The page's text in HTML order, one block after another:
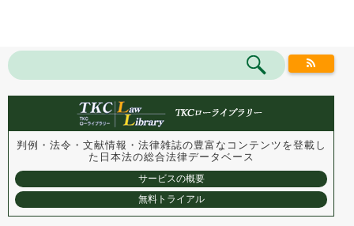
判例・法令・文献情報・法律雑誌の豊富なコンテンツを登載し
た 日本法の総合法律データベース
サービスの概要
無料トライアル